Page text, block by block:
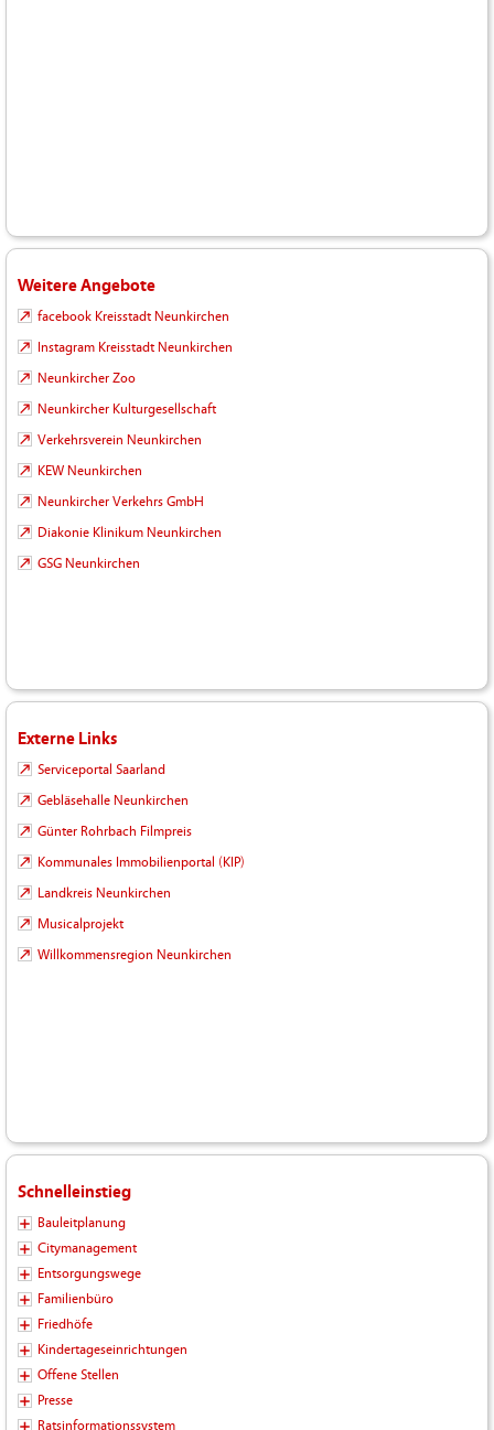
Weitere Angebote
facebook Kreisstadt Neunkirchen
Instagram Kreisstadt Neunkirchen
Neunkircher Zoo
Neunkircher Kulturgesellschaft
Verkehrsverein Neunkirchen
KEW Neunkirchen
Neunkircher Verkehrs GmbH
Diakonie Klinikum Neunkirchen
GSG Neunkirchen
Externe Links
Serviceportal Saarland
Gebläsehalle Neunkirchen
Günter Rohrbach Filmpreis
Kommunales Immobilienportal (KIP)
Landkreis Neunkirchen
Musicalprojekt
Willkommensregion Neunkirchen
Schnelleinstieg
Bauleitplanung
Citymanagement
Entsorgungswege
Familienbüro
Friedhöfe
Kindertageseinrichtungen
Offene Stellen
Presse
Ratsinformationssystem